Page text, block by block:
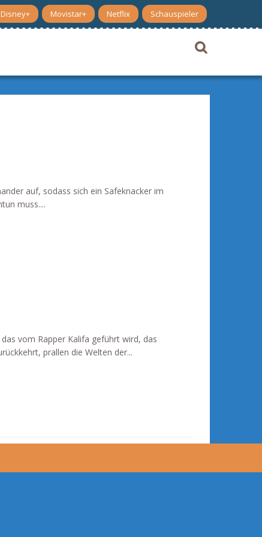
Disney+ Movistar+ Netflix Schauspieler
auf, sodass sich ein Safeknacker im
muss....
vom Rapper Kalifa geführt wird, das
prallen die Welten der...